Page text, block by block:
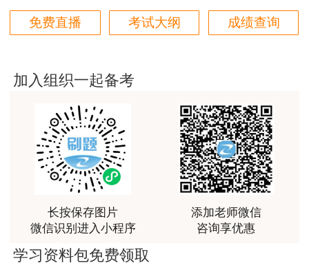
很好。
用户m5****88
听他的课过的！
客户回复迅速，热心解答，购买体验很不错。
用户m2****88
讲得好
林老师讲得非常好！
用户m8****66
免费直播 考试大纲 成绩查询
加入组织一起备考
长按保存图片
微信识别进入小程序
添加老师微信
咨询享优惠
学习资料包免费领取